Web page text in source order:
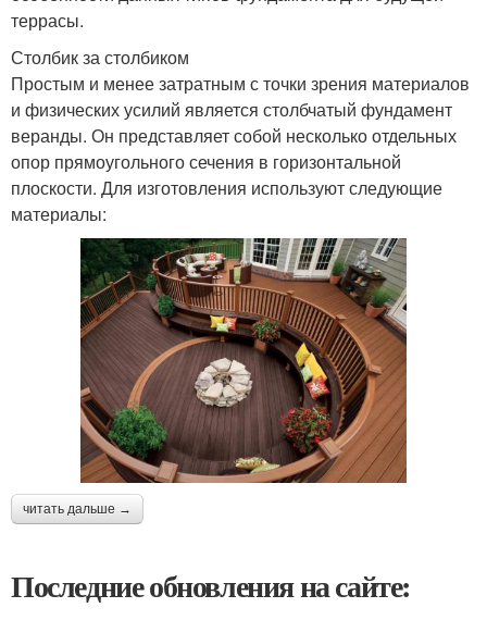
террасы.
Столбик за столбиком
Простым и менее затратным с точки зрения материалов
и физических усилий является столбчатый фундамент
веранды. Он представляет собой несколько отдельных
опор прямоугольного сечения в горизонтальной
плоскости. Для изготовления используют следующие
материалы:
читать дальше →
Последние обновления на сайте: